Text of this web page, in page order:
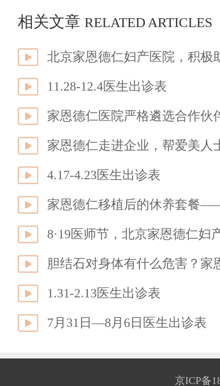
相关文章 RELATED ARTICLES
北京家恩德仁妇产医院，积极
11.28-12.4医生出诊表
家恩德仁医院严格遴选合作伙
家恩德仁走进企业，帮爱美人
4.17-4.23医生出诊表
家恩德仁移植后的休养套餐
8·19医师节，北京家恩德仁
胆结石对身体有什么危害？家
1.31-2.13医生出诊表
7月31日—8月6日医生出诊表
京ICP备